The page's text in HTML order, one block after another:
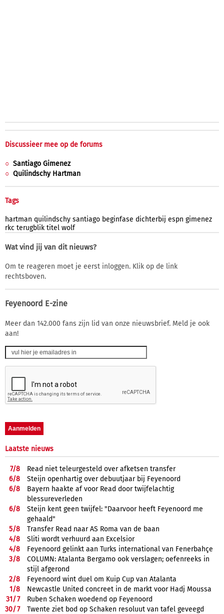
Discussieer mee op de forums
Santiago Gimenez
Quilindschy Hartman
Tags
hartman quilindschy santiago beginfase dichterbij espn gimenez
rkc terugblik titel wolf
Wat vind jij van dit nieuws?
Om te reageren moet je eerst inloggen. Klik op de link
rechtsboven.
Feyenoord E-zine
Meer dan 142.000 fans zijn lid van onze nieuwsbrief. Meld je ook
aan!
Laatste nieuws
7/8
Read niet teleurgesteld over afketsen transfer
6/8
Steijn openhartig over debuutjaar bij Feyenoord
6/8
Bayern haakte af voor Read door twijfelachtig
blessureverleden
6/8
Steijn kent geen twijfel: "Daarvoor heeft Feyenoord me
gehaald"
5/8
Transfer Read naar AS Roma van de baan
4/8
Sliti wordt verhuurd aan Excelsior
4/8
Feyenoord gelinkt aan Turks international van Fenerbahçe
3/8
COLUMN: Atalanta Bergamo ook verslagen; oefenreeks in
stijl afgerond
2/8
Feyenoord wint duel om Kuip Cup van Atalanta
1/8
Newcastle United concreet in de markt voor Hadj Moussa
31/7
Ruben Schaken woedend op Feyenoord
30/7
Twente ziet bod op Schaken resoluut van tafel geveegd